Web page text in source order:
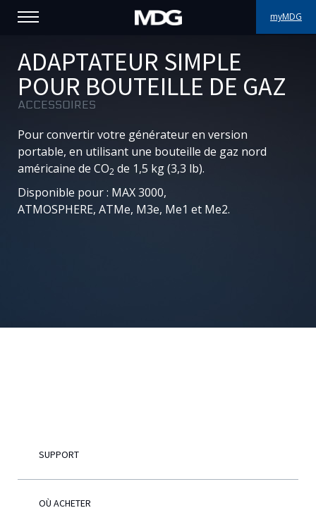
myMDG
PRODUITS
SUPPORT
À PROPOS
OÙ ACHETER
ADAPTATEUR SIMPLE
POUR BOUTEILLE DE GAZ
ACCESSOIRES
Pour convertir votre générateur en version
portable, en utilisant une bouteille de gaz nord
américaine de CO2 de 1,5 kg (3,3 lb).
Disponible pour : MAX 3000,
ATMOSPHERE, ATMe, M3e, Me1 et Me2.
SUPPORT
OÙ ACHETER